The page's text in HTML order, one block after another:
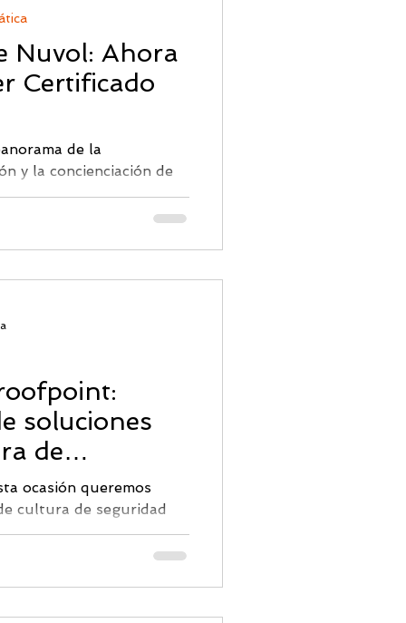
Nuvol: Ahora
Certificado
de la
y la concienciación de
para proteger...
soluciones
de
ocasión queremos
cultura de seguridad
Ambas
y servicios que
soluciones cultura de